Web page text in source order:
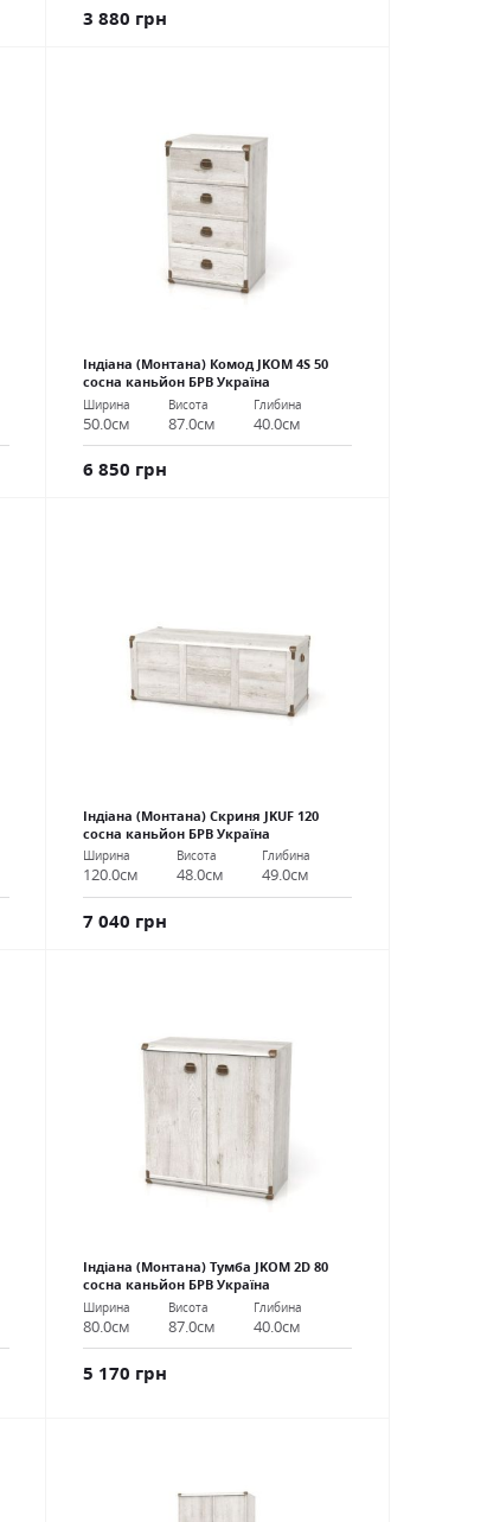
3 880 грн
Індіана (Монтана) Комод JKOM 4S 50
сосна каньйон БРВ Україна
Ширина
50.0см
Висота
87.0см
Глибина
40.0см
6 850 грн
Індіана (Монтана) Скриня JKUF 120
сосна каньйон БРВ Україна
Ширина
120.0см
Висота
48.0см
Глибина
49.0см
7 040 грн
Індіана (Монтана) Тумба JKOM 2D 80
сосна каньйон БРВ Україна
Ширина
80.0см
Висота
87.0см
Глибина
40.0см
5 170 грн